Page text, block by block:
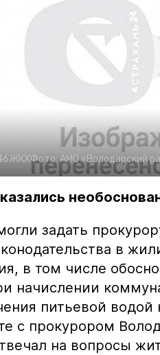
ЖКХФото:АМО «Володарский
задать
в
в том числе
начислении
питьевой водой
с прокурором
на вопросы